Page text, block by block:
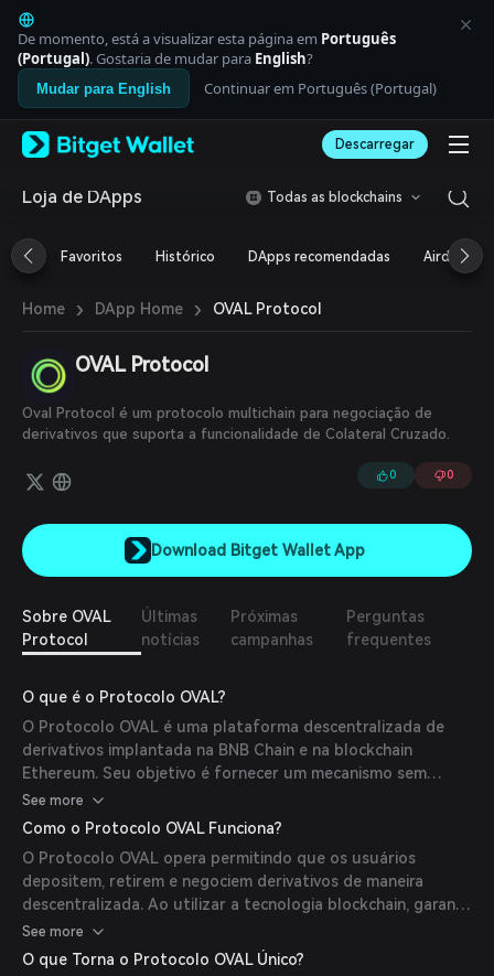
English
日本語
Tiếng Việt
Русский
Español (Latinoamérica)
Italiano
Deutsch
繁體中文
Português (Portugal)
ภาษาไทย
العربية
Español
Português (Brasil)
De momento, está a visualizar esta página em Português
(Portugal). Gostaria de mudar para English?
Mudar para English Continuar em Português (Portugal)
Descarregar
Loja de DApps Todas as blockchains
Favoritos Histórico DApps recomendadas Airdrop
Home › DApp Home › OVAL Protocol
OVAL Protocol
Oval Protocol é um protocolo multichain para negociação de
derivativos que suporta a funcionalidade de Colateral Cruzado.
0 0
Download Bitget Wallet App
Sobre OVAL
Protocol
Últimas
notícias
Próximas
campanhas
Perguntas
frequentes
O que é o Protocolo OVAL?
O Protocolo OVAL é uma plataforma descentralizada de
derivativos implantada na BNB Chain e na blockchain
Ethereum. Seu objetivo é fornecer um mecanismo sem
confiança para negociação de ativos, garantindo verdadeira
descentralização no mercado de derivativos.
See more
Como o Protocolo OVAL Funciona?
O Protocolo OVAL opera permitindo que os usuários
depositem, retirem e negociem derivativos de maneira
descentralizada. Ao utilizar a tecnologia blockchain, garante
transparência e segurança em todas as transações.
See more
O que Torna o Protocolo OVAL Único?